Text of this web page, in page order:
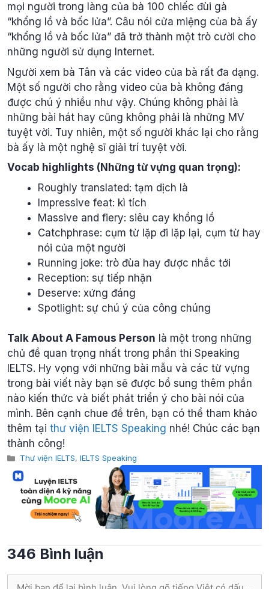
mọi người trong làng của bà 100 chiếc đùi gà
“khổng lồ và bốc lửa”. Câu nói cửa miệng của bà ấy
“khổng lồ và bốc lửa” đã trở thành một trò cười cho
những người sử dụng Internet.
Người xem bà Tân và các video của bà rất đa dạng.
Một số người cho rằng video của bà không đáng
được chú ý nhiều như vậy. Chúng không phải là
những bài hát hay cũng không phải là những MV
tuyệt vời. Tuy nhiên, một số người khác lại cho rằng
bà ấy là một nghệ sĩ giải trí tuyệt vời.
Vocab highlights (Những từ vựng quan trọng):
Roughly translated: tạm dịch là
Impressive feat: kì tích
Massive and fiery: siêu cay khổng lồ
Catchphrase: cụm từ lặp đi lặp lại, cụm từ hay
nói của một người
Running joke: trò đùa hay được nhắc tới
Reception: sự tiếp nhận
Deserve: xứng đáng
Spotlight: sự chú ý của công chúng
Talk About A Famous Person là một trong những
chủ đề quan trọng nhất trong phần thi Speaking
IELTS. Hy vọng với những bài mẫu và các từ vựng
trong bài viết này bạn sẽ được bổ sung thêm phần
nào kiến thức và biết phát triển ý cho bài nói của
mình. Bên cạnh chue đề trên, bạn có thể tham khảo
thêm tại thư viện IELTS Speaking nhé! Chúc các bạn
thành công!
Categories
Thư viện IELTS, IELTS Speaking
346 Bình luận
Bình